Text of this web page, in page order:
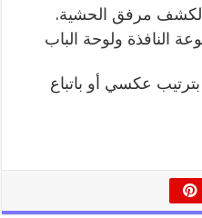
لكشف مرفق الحشية.
النافذة ولوحة الباب
عكسي أو باتباع